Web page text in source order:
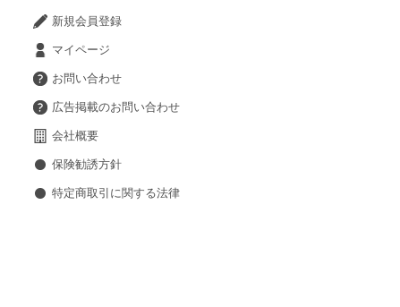
新規会員登録
マイページ
お問い合わせ
広告掲載のお問い合わせ
会社概要
保険勧誘方針
特定商取引に関する法律